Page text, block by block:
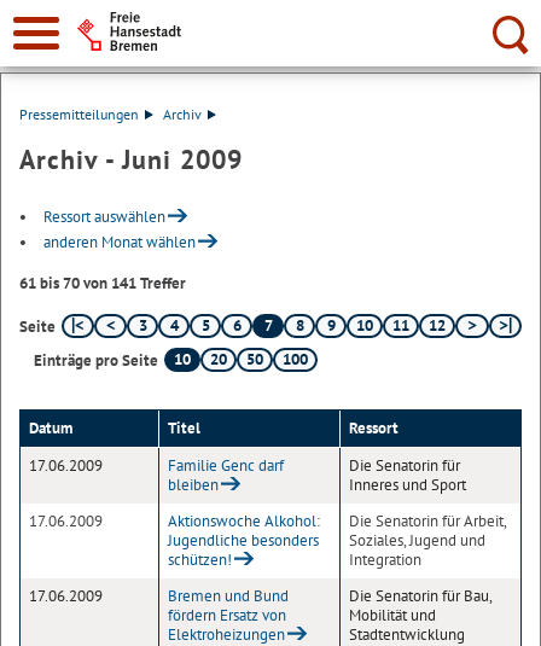
Suche:
Pressemitteilungen Archiv
Archiv - Juni 2009
Ressort auswählen
anderen Monat wählen
61 bis 70 von 141 Treffer
Seite 3 4 5 6 7 8 9 10 11
12
Einträge pro Seite
10 20 50 100
Datum Titel
Ressort
17.06.2009
Familie Genc darf
bleiben
Die Senatorin für
Inneres und Sport
17.06.2009
Aktionswoche Alkohol:
Jugendliche besonders
schützen!
Die Senatorin für Arbeit,
Soziales, Jugend und
Integration
17.06.2009
Bremen und Bund
fördern Ersatz von
Elektroheizungen
Die Senatorin für Bau,
Mobilität und
Stadtentwicklung